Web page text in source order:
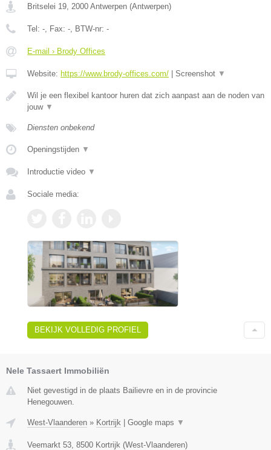
Britselei 19 2000 Antwerpen (Antwerpen)
Tel: - , Fax: - , BTW-nr: -
E-mail › Brody Offices
Website: https://www.brody-offices.com/ | Screenshot ▼
Wil je een flexibel kantoor huren dat zich aanpast aan de noden van
jouw ▼
Diensten onbekend
Openingstijden ▼
Introductie video ▼
Sociale media:
BEKIJK VOLLEDIG PROFIEL
Nele Tassaert Immobiliën
Niet gevestigd in de plaats Bailievre en in de provincie
Henegouwen.
West-Vlaanderen » Kortrijk Google maps ▼
Veemarkt 53 8500 Kortrijk (West-Vlaanderen)